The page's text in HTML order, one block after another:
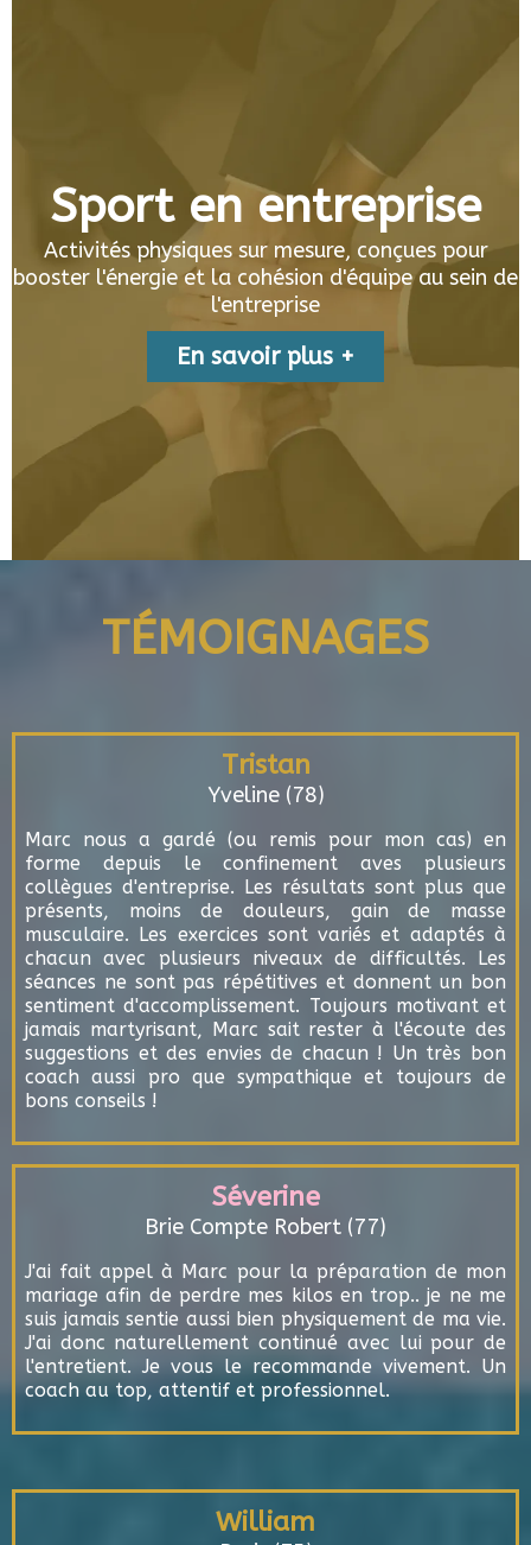
Sport en entreprise
Activités physiques sur mesure, conçues pour
booster l'énergie et la cohésion d'équipe au sein de
l'entreprise
En savoir plus +
TÉMOIGNAGES
Tristan
Yveline (78)
Marc nous a gardé (ou remis pour mon cas) en
forme depuis le confinement aves plusieurs
collègues d'entreprise. Les résultats sont plus que
présents, moins de douleurs, gain de masse
musculaire. Les exercices sont variés et adaptés à
chacun avec plusieurs niveaux de difficultés. Les
séances ne sont pas répétitives et donnent un bon
sentiment d'accomplissement. Toujours motivant et
jamais martyrisant, Marc sait rester à l'écoute des
suggestions et des envies de chacun ! Un très bon
coach aussi pro que sympathique et toujours de
bons conseils !
Séverine
Brie Compte Robert (77)
J'ai fait appel à Marc pour la préparation de mon
mariage afin de perdre mes kilos en trop.. je ne me
suis jamais sentie aussi bien physiquement de ma vie.
J'ai donc naturellement continué avec lui pour de
l'entretient. Je vous le recommande vivement. Un
coach au top, attentif et professionnel.
William